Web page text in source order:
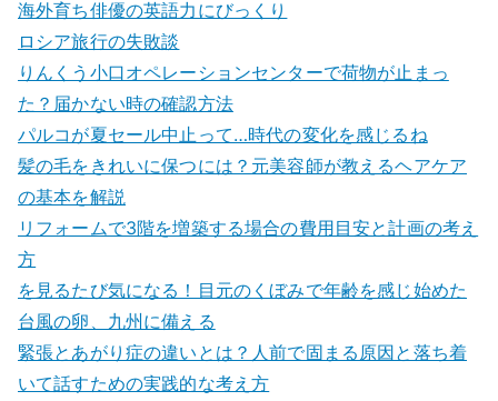
海外育ち俳優の英語力にびっくり
ロシア旅行の失敗談
りんくう小口オペレーションセンターで荷物が止まっ
た？届かない時の確認方法
パルコが夏セール中止って…時代の変化を感じるね
髪の毛をきれいに保つには？元美容師が教えるヘアケア
の基本を解説
リフォームで3階を増築する場合の費用目安と計画の考え
方
を見るたび気になる！目元のくぼみで年齢を感じ始めた
台風の卵、九州に備える
緊張とあがり症の違いとは？人前で固まる原因と落ち着
いて話すための実践的な考え方